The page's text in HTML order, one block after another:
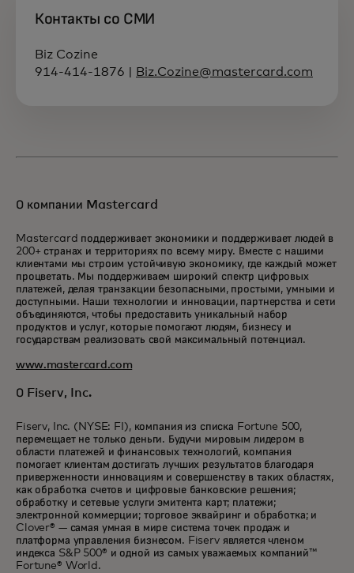
Контакты со СМИ
Biz Cozine
914-414-1876 |
Biz.Cozine@mastercard.com
О компании Mastercard
Mastercard поддерживает экономики и поддерживает людей в
200+ странах и территориях по всему миру. Вместе с нашими
клиентами мы строим устойчивую экономику, где каждый может
процветать. Мы поддерживаем широкий спектр цифровых
платежей, делая транзакции безопасными, простыми, умными и
доступными. Наши технологии и инновации, партнерства и сети
объединяются, чтобы предоставить уникальный набор
продуктов и услуг, которые помогают людям, бизнесу и
государствам реализовать свой максимальный потенциал.
www.mastercard.com
О Fiserv, Inc.
Fiserv, Inc. (NYSE: FI), компания из списка Fortune 500,
перемещает не только деньги. Будучи мировым лидером в
области платежей и финансовых технологий, компания
помогает клиентам достигать лучших результатов благодаря
приверженности инновациям и совершенству в таких областях,
как обработка счетов и цифровые банковские решения;
обработку и сетевые услуги эмитента карт; платежи;
электронной коммерции; торговое эквайринг и обработка; и
Clover® — самая умная в мире система точек продаж и
платформа управления бизнесом. Fiserv является членом
индекса S&P 500® и одной из самых уважаемых компаний™
Fortune® World.